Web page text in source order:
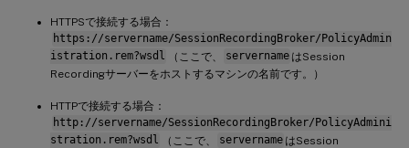
HTTPSで接続する場合：
https://servername/SessionRecordingBroker/PolicyAdmin
istration.rem?wsdl
（ここで、 servername はSession
Recordingサーバーをホストするマシンの名前です。）
HTTPで接続する場合：
http://servername/SessionRecordingBroker/PolicyAdmini
stration.rem?wsdl
（ここで、 servername はSession